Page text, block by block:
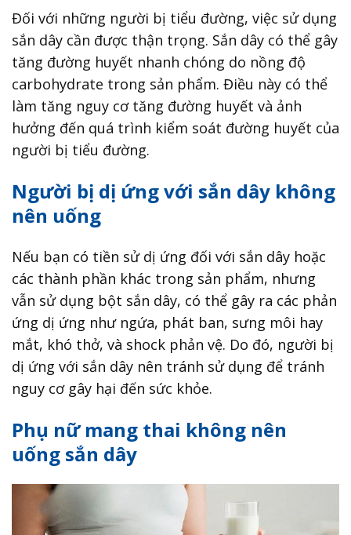
Đối với những người bị tiểu đường, việc sử dụng
sắn dây cần được thận trọng. Sắn dây có thể gây
tăng đường huyết nhanh chóng do nồng độ
carbohydrate trong sản phẩm. Điều này có thể
làm tăng nguy cơ tăng đường huyết và ảnh
hưởng đến quá trình kiểm soát đường huyết của
người bị tiểu đường.
Người bị dị ứng với sắn dây không
nên uống
Nếu bạn có tiền sử dị ứng đối với sắn dây hoặc
các thành phần khác trong sản phẩm, nhưng
vẫn sử dụng bột sắn dây, có thể gây ra các phản
ứng dị ứng như ngứa, phát ban, sưng môi hay
mắt, khó thở, và shock phản vệ. Do đó, người bị
dị ứng với sắn dây nên tránh sử dụng để tránh
nguy cơ gây hại đến sức khỏe.
Phụ nữ mang thai không nên
uống sắn dây